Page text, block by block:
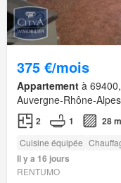
375 €/mois
Appartement à
Auvergne-Rhône-Alpes
2 1 28
Cuisine équipée
Il y a 16 jours
RENTUMO